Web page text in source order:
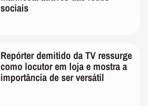
sociais
Repórter demitido da TV ressurge
como locutor em loja e mostra a
importância de ser versátil